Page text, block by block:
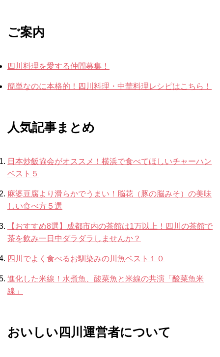
ご案内
四川料理を愛する仲間募集！
簡単なのに本格的！四川料理・中華料理レシピはこちら！
人気記事まとめ
日本炒飯協会がオススメ！横浜で食べてほしいチャーハン
ベスト５
麻婆豆腐より滑らかでうまい！脳花（豚の脳みそ）の美味
しい食べ方５選
【おすすめ8選】成都市内の茶館は1万以上！四川の茶館で
茶を飲み一日中ダラダラしませんか？
四川でよく食べるお馴染みの川魚ベスト１０
進化した米線！水煮魚、酸菜魚と米線の共演「酸菜魚米
線」
おいしい四川運営者について